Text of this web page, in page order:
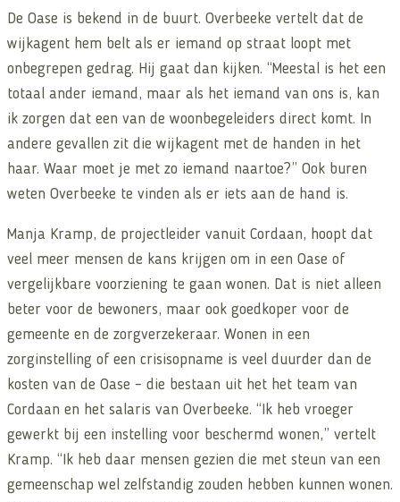
De Oase is bekend in de buurt. Overbeeke vertelt dat de
wijkagent hem belt als er iemand op straat loopt met
onbegrepen gedrag. Hij gaat dan kijken. “Meestal is het een
totaal ander iemand, maar als het iemand van ons is, kan
ik zorgen dat een van de woonbegeleiders direct komt. In
andere gevallen zit die wijkagent met de handen in het
haar. Waar moet je met zo iemand naartoe?” Ook buren
weten Overbeeke te vinden als er iets aan de hand is.
Manja Kramp, de projectleider vanuit Cordaan, hoopt dat
veel meer mensen de kans krijgen om in een Oase of
vergelijkbare voorziening te gaan wonen. Dat is niet alleen
beter voor de bewoners, maar ook goedkoper voor de
gemeente en de zorgverzekeraar. Wonen in een
zorginstelling of een crisisopname is veel duurder dan de
kosten van de Oase – die bestaan uit het het team van
Cordaan en het salaris van Overbeeke. “Ik heb vroeger
gewerkt bij een instelling voor beschermd wonen,” vertelt
Kramp. “Ik heb daar mensen gezien die met steun van een
gemeenschap wel zelfstandig zouden hebben kunnen wonen.